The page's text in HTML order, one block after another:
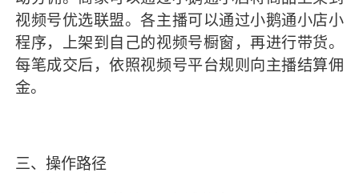
视频号优选联盟。各主播可以通过小鹅通小店小
程序，上架到自己的视频号橱窗，再进行带货。
每笔成交后，依照视频号平台规则向主播结算佣
金。
三、操作路径